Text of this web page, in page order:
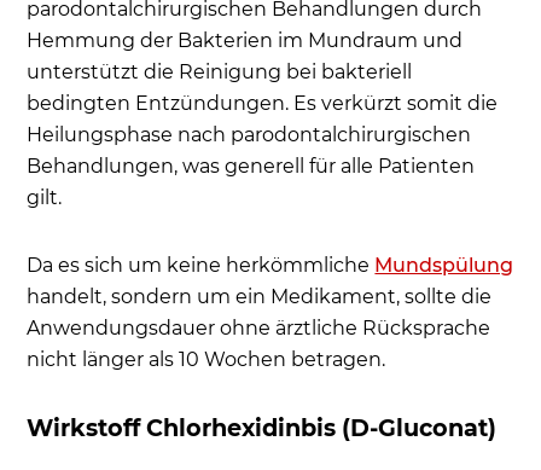
parodontalchirurgischen Behandlungen durch
Hemmung der Bakterien im Mundraum und
unterstützt die Reinigung bei bakteriell
bedingten Entzündungen. Es verkürzt somit die
Heilungsphase nach parodontalchirurgischen
Behandlungen, was generell für alle Patienten
gilt.
Da es sich um keine herkömmliche Mundspülung
handelt, sondern um ein Medikament, sollte die
Anwendungsdauer ohne ärztliche Rücksprache
nicht länger als 10 Wochen betragen.
Wirkstoff Chlorhexidinbis (D-Gluconat)